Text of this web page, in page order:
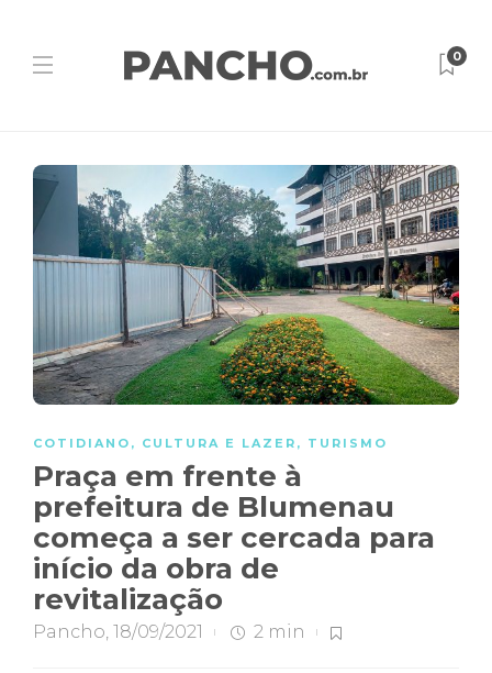
0
COTIDIANO , CULTURA E LAZER , TURISMO
Praça em frente à
prefeitura de Blumenau
começa a ser cercada para
início da obra de
revitalização
Pancho, 18/09/2021 2 min